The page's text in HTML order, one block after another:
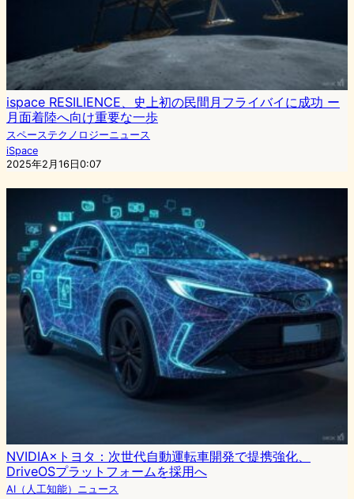
ispace RESILIENCE、史上初の民間月フライバイに成功 ー
月面着陸へ向け重要な一歩
スペーステクノロジーニュース
iSpace
2025年2月16日0:07
NVIDIA×トヨタ：次世代自動運転車開発で提携強化、
DriveOSプラットフォームを採用へ
AI（人工知能）ニュース